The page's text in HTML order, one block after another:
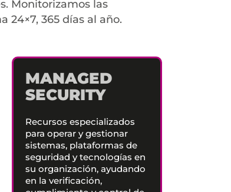
Monitorizamos las
24×7, 365 días al año.
MANAGED
SECURITY
Recursos especializados
para operar y gestionar
sistemas, plataformas de
seguridad y tecnologías en
su organización, ayudando
en la verificación,